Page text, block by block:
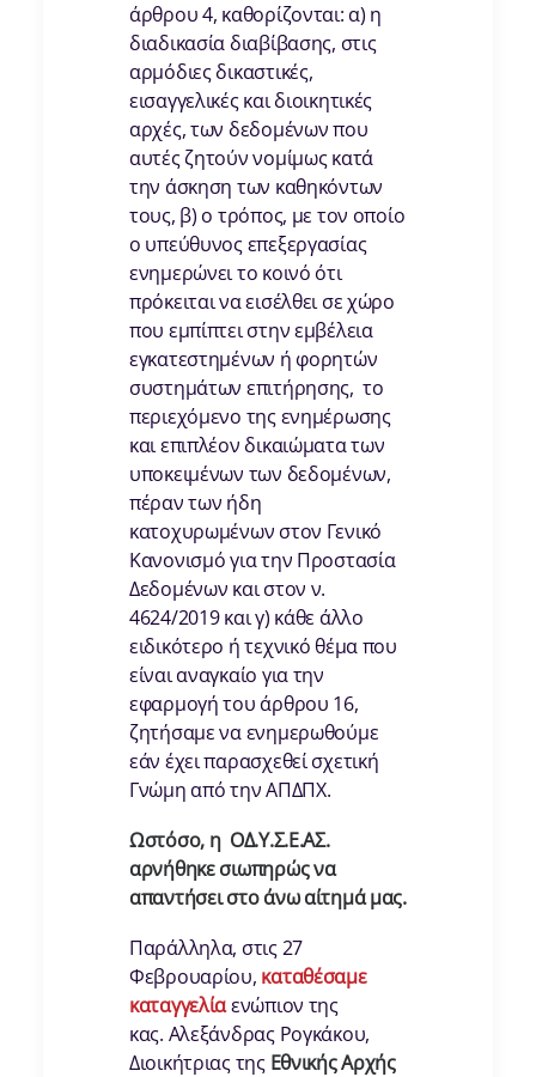
άρθρου 4, καθορίζονται: α) η
διαδικασία διαβίβασης, στις
αρμόδιες δικαστικές,
εισαγγελικές και διοικητικές
αρχές, των δεδομένων που
αυτές ζητούν νομίμως κατά
την άσκηση των καθηκόντων
τους, β) ο τρόπος, με τον οποίο
ο υπεύθυνος επεξεργασίας
ενημερώνει το κοινό ότι
πρόκειται να εισέλθει σε χώρο
που εμπίπτει στην εμβέλεια
εγκατεστημένων ή φορητών
συστημάτων επιτήρησης, το
περιεχόμενο της ενημέρωσης
και επιπλέον δικαιώματα των
υποκειμένων των δεδομένων,
πέραν των ήδη
κατοχυρωμένων στον Γενικό
Κανονισμό για την Προστασία
Δεδομένων και στον ν.
4624/2019 και γ) κάθε άλλο
ειδικότερο ή τεχνικό θέμα που
είναι αναγκαίο για την
εφαρμογή του άρθρου 16,
ζητήσαμε να ενημερωθούμε
εάν έχει παρασχεθεί σχετική
Γνώμη από την ΑΠΔΠΧ.
Ωστόσο, η ΟΔ.Υ.Σ.Ε.ΑΣ.
αρνήθηκε σιωπηρώς να
απαντήσει στο άνω αίτημά μας.
Παράλληλα, στις 27
Φεβρουαρίου, καταθέσαμε
καταγγελίαενώπιον της
κας. Αλεξάνδρας Ρογκάκου,
Διοικήτριας της Εθνικής Αρχής